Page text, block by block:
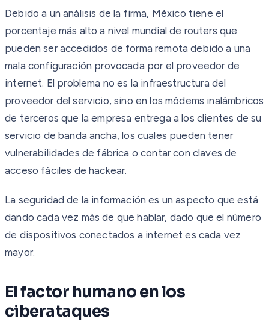
Debido a un análisis de la firma, México tiene el
porcentaje más alto a nivel mundial de routers que
pueden ser accedidos de forma remota debido a una
mala configuración provocada por el proveedor de
internet. El problema no es la infraestructura del
proveedor del servicio, sino en los módems inalámbricos
de terceros que la empresa entrega a los clientes de su
servicio de banda ancha, los cuales pueden tener
vulnerabilidades de fábrica o contar con claves de
acceso fáciles de hackear.
La seguridad de la información es un aspecto que está
dando cada vez más de que hablar, dado que el número
de dispositivos conectados a internet es cada vez
mayor.
El factor humano en los
ciberataques